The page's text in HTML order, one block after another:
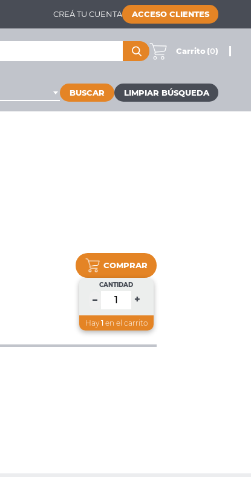
CREÁ TU CUENTA ACCESO CLIENTES
Carrito (0)
BUSCAR
COMPRAR
CANTIDAD
– +
Hay 1en el carrito